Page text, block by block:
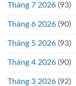
Tháng 7 2026 (93)
Tháng 6 2026 (90)
Tháng 5 2026 (93)
Tháng 4 2026 (90)
Tháng 3 2026 (92)